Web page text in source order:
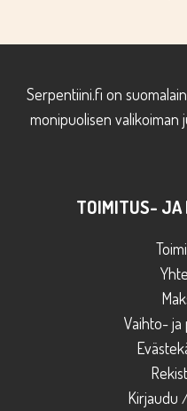
Serpentiini.fi on
monipuolisen valikoiman
TOIMITUS- JA
Vaihto- ja
Kirjaudu